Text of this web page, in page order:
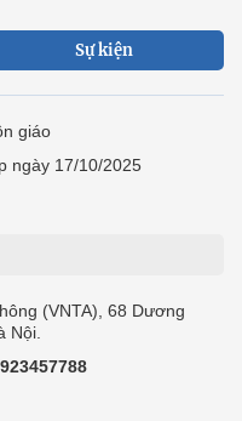
Sự kiện
giáo
ngày 17/10/2025
(VNTA), 68 Dương
Nội.